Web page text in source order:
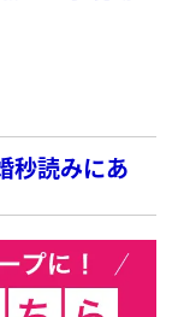
秒読みにあ